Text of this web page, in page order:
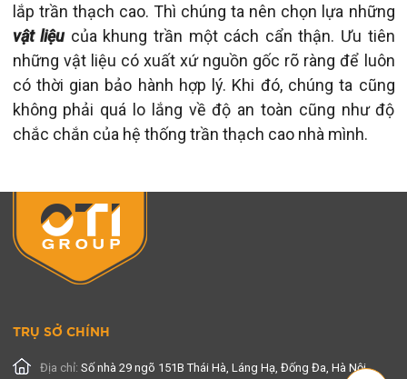
lắp trần thạch cao. Thì chúng ta nên chọn lựa những
vật liệucủa khung trần một cách cẩn thận. Ưu tiên
những vật liệu có xuất xứ nguồn gốc rõ ràng để luôn
có thời gian bảo hành hợp lý. Khi đó, chúng ta cũng
không phải quá lo lắng về độ an toàn cũng như độ
chắc chắn của hệ thống trần thạch cao nhà mình.
TRỤ SỞ CHÍNH
Địa chỉ: Số nhà 29 ngõ 151B Thái Hà, Láng Hạ, Đống Đa, Hà Nội